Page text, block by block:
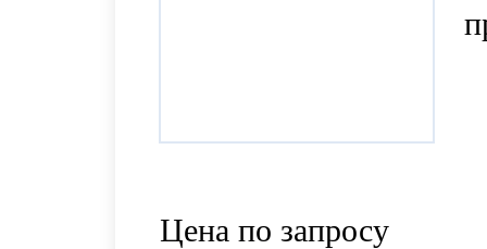
Цена по запросу